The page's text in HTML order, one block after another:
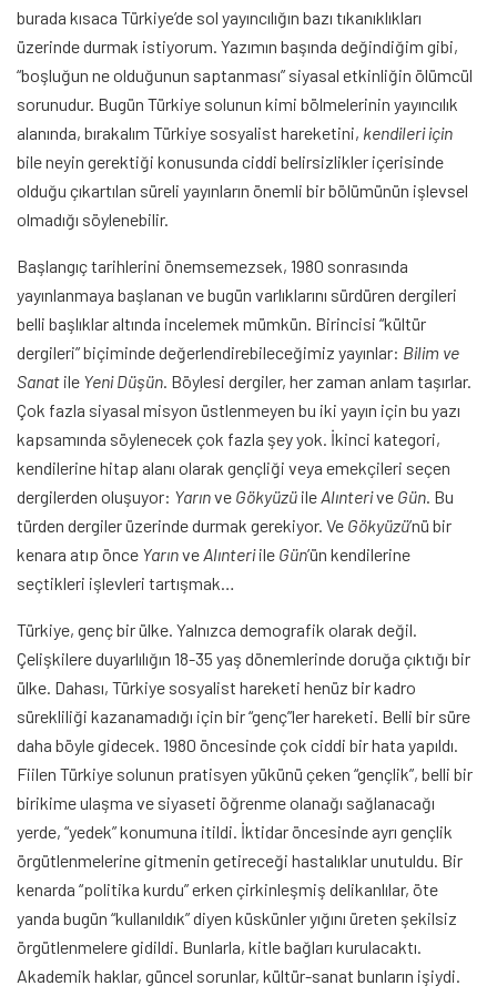
burada kısaca Türkiye’de sol yayıncılığın bazı tıkanıklıkları
üzerinde durmak istiyorum. Yazımın başında değindiğim gibi,
“boşluğun ne olduğunun saptanması” siyasal etkinliğin ölümcül
sorunudur. Bugün Türkiye solunun kimi bölmelerinin yayıncılık
alanında, bırakalım Türkiye sosyalist hareketini, kendileri için
bile neyin gerektiği konusunda ciddi belirsizlikler içerisinde
olduğu çıkartılan süreli yayınların önemli bir bölümünün işlevsel
olmadığı söylenebilir.
Başlangıç tarihlerini önemsemezsek, 1980 sonrasında
yayınlanmaya başlanan ve bugün varlıklarını sürdüren dergileri
belli başlıklar altında incelemek mümkün. Birincisi “kültür
dergileri” biçiminde değerlendirebileceğimiz yayınlar: Bilim ve
Sanat ile Yeni Düşün . Böylesi dergiler, her zaman anlam taşırlar.
Çok fazla siyasal misyon üstlenmeyen bu iki yayın için bu yazı
kapsamında söylenecek çok fazla şey yok. İkinci kategori,
kendilerine hitap alanı olarak gençliği veya emekçileri seçen
dergilerden oluşuyor: Yarınve Gökyüzü ile Alınterive Gün . Bu
türden dergiler üzerinde durmak gerekiyor. Ve Gökyüzü’nü bir
kenara atıp önce Yarınve Alınteriile Gün’ün kendilerine
seçtikleri işlevleri tartışmak…
Türkiye, genç bir ülke. Yalnızca demografik olarak değil.
Çelişkilere duyarlılığın 18-35 yaş dönemlerinde doruğa çıktığı bir
ülke. Dahası, Türkiye sosyalist hareketi henüz bir kadro
sürekliliği kazanamadığı için bir “genç”ler hareketi. Belli bir süre
daha böyle gidecek. 1980 öncesinde çok ciddi bir hata yapıldı.
Fiilen Türkiye solunun pratisyen yükünü çeken “gençlik”, belli bir
birikime ulaşma ve siyaseti öğrenme olanağı sağlanacağı
yerde, “yedek” konumuna itildi. İktidar öncesinde ayrı gençlik
örgütlenmelerine gitmenin getireceği hastalıklar unutuldu. Bir
kenarda “politika kurdu” erken çirkinleşmiş delikanlılar, öte
yanda bugün “kullanıldık” diyen küskünler yığını üreten şekilsiz
örgütlenmelere gidildi. Bunlarla, kitle bağları kurulacaktı.
Akademik haklar, güncel sorunlar, kültür-sanat bunların işiydi.